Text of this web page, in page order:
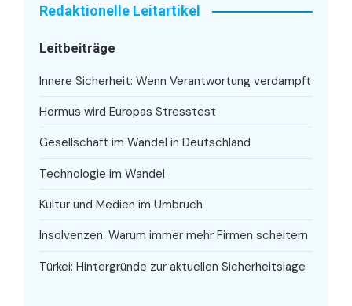
Redaktionelle Leitartikel
Leitbeiträge
Innere Sicherheit: Wenn Verantwortung verdampft
Hormus wird Europas Stresstest
Gesellschaft im Wandel in Deutschland
Technologie im Wandel
Kultur und Medien im Umbruch
Insolvenzen: Warum immer mehr Firmen scheitern
Türkei: Hintergründe zur aktuellen Sicherheitslage